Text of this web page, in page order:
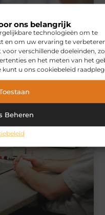
ons belangrijk
technologieën om te
en om uw ervaring te
verschillende doeleinden,
en het meten van het
u ons cookiebeleid
Beheren
WONINGEN